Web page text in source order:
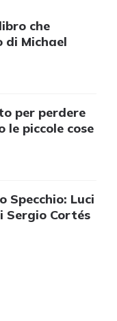
che
di Michael
per perdere
le piccole cose
Specchio: Luci
Sergio Cortés